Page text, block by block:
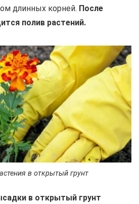
длинных корней. После
полив растений.
в открытый грунт
в открытый грунт